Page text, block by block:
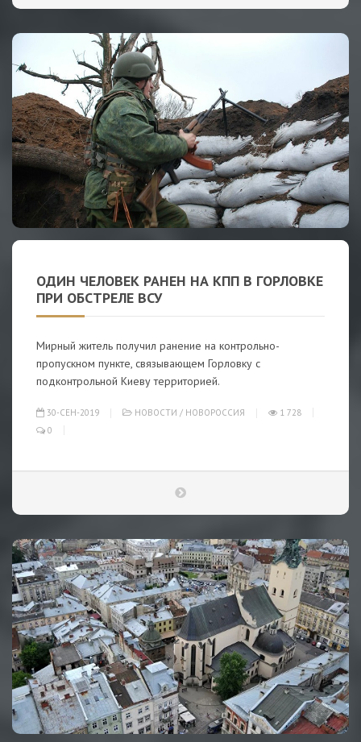
ОДИН ЧЕЛОВЕК РАНЕН НА КПП В ГОРЛОВКЕ
ПРИ ОБСТРЕЛЕ ВСУ
Мирный житель получил ранение на контрольно-
пропускном пункте, связывающем Горловку с
подконтрольной Киеву территорией.
30-СЕН-2019 НОВОСТИ / НОВОРОССИЯ
1 728
0